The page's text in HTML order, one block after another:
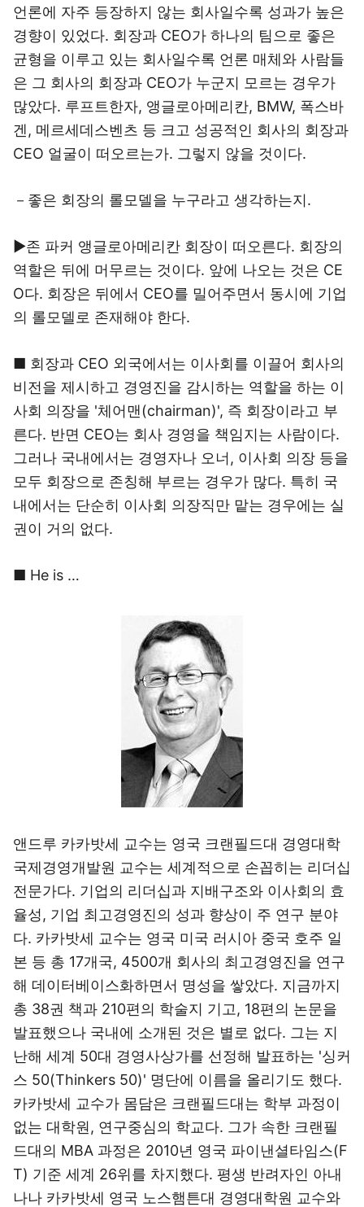
언론에 자주 등장하지 않는 회사일수록 성과가 높은
경향이 있었다. 회장과 CEO가 하나의 팀으로 좋은
균형을 이루고 있는 회사일수록 언론 매체와 사람들
은 그 회사의 회장과 CEO가 누군지 모르는 경우가
많았다. 루프트한자, 앵글로아메리칸, BMW, 폭스바
겐, 메르세데스벤츠 등 크고 성공적인 회사의 회장과
CEO 얼굴이 떠오르는가. 그렇지 않을 것이다.
－좋은 회장의 롤모델을 누구라고 생각하는지.
▶존 파커 앵글로아메리칸 회장이 떠오른다. 회장의
역할은 뒤에 머무르는 것이다. 앞에 나오는 것은 CE
O다. 회장은 뒤에서 CEO를 밀어주면서 동시에 기업
의 롤모델로 존재해야 한다.
■ 회장과 CEO 외국에서는 이사회를 이끌어 회사의
비전을 제시하고 경영진을 감시하는 역할을 하는 이
사회 의장을 '체어맨(chairman)', 즉 회장이라고 부
른다. 반면 CEO는 회사 경영을 책임지는 사람이다.
그러나 국내에서는 경영자나 오너, 이사회 의장 등을
모두 회장으로 존칭해 부르는 경우가 많다. 특히 국
내에서는 단순히 이사회 의장직만 맡는 경우에는 실
권이 거의 없다.
■ He is …
앤드루 카카밧세 교수는 영국 크랜필드대 경영대학
국제경영개발원 교수는 세계적으로 손꼽히는 리더십
전문가다. 기업의 리더십과 지배구조와 이사회의 효
율성, 기업 최고경영진의 성과 향상이 주 연구 분야
다. 카카밧세 교수는 영국 미국 러시아 중국 호주 일
본 등 총 17개국, 4500개 회사의 최고경영진을 연구
해 데이터베이스화하면서 명성을 쌓았다. 지금까지
총 38권 책과 210편의 학술지 기고, 18편의 논문을
발표했으나 국내에 소개된 것은 별로 없다. 그는 지
난해 세계 50대 경영사상가를 선정해 발표하는 '싱커
스 50(Thinkers 50)' 명단에 이름을 올리기도 했다.
카카밧세 교수가 몸담은 크랜필드대는 학부 과정이
없는 대학원, 연구중심의 학교다. 그가 속한 크랜필
드대의 MBA 과정은 2010년 영국 파이낸셜타임스(F
T) 기준 세계 26위를 차지했다. 평생 반려자인 아내
나나 카카밧세 영국 노스햄튼대 경영대학원 교수와